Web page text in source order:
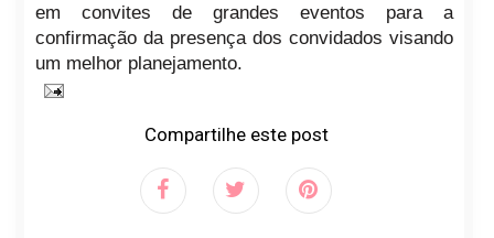
em convites de grandes eventos para a
confirmação da presença dos convidados visando
um melhor planejamento.
Compartilhe este post